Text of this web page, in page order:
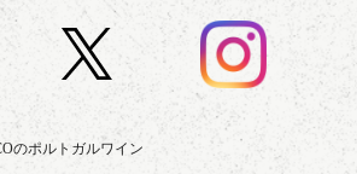
のポルトガルワイン